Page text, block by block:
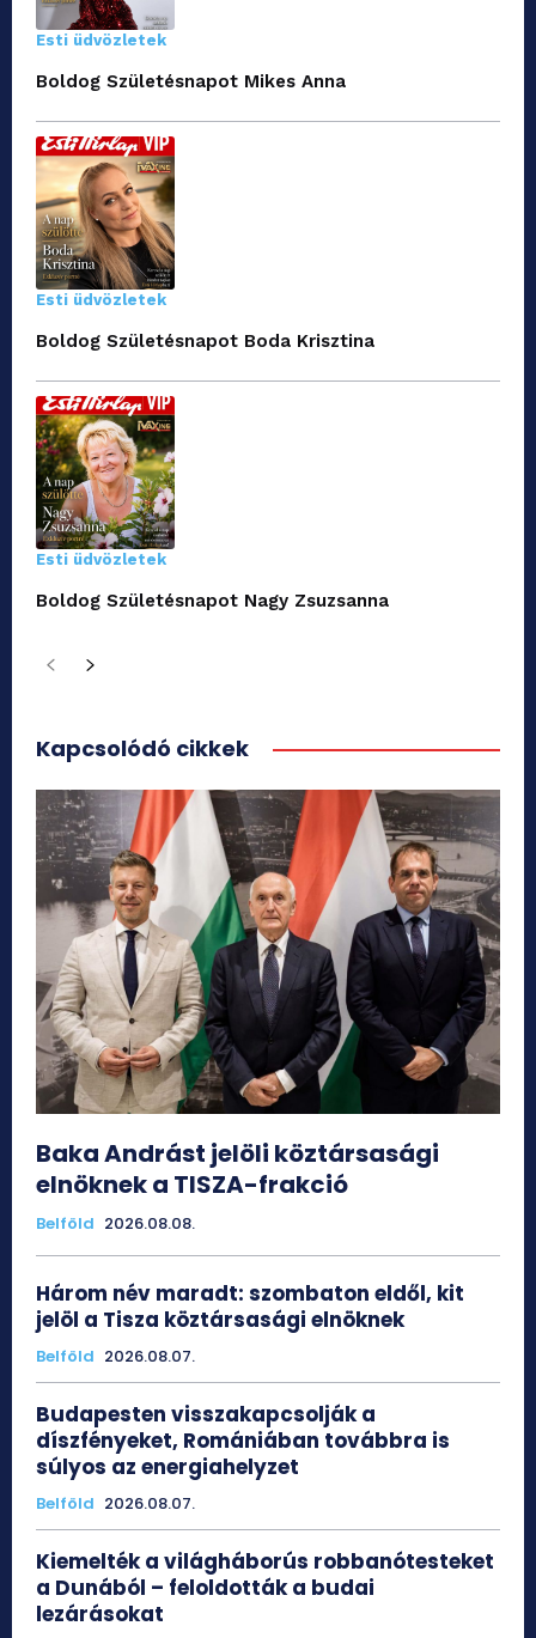
Esti üdvözletek
Boldog Születésnapot Mikes Anna
Esti üdvözletek
Boldog Születésnapot Boda Krisztina
Esti üdvözletek
Boldog Születésnapot Nagy Zsuzsanna
Kapcsolódó cikkek
Baka Andrást jelöli köztársasági
elnöknek a TISZA-frakció
Belföld 2026.08.08.
Három név maradt: szombaton eldől, kit
jelöl a Tisza köztársasági elnöknek
Belföld 2026.08.07.
Budapesten visszakapcsolják a
díszfényeket, Romániában továbbra is
súlyos az energiahelyzet
Belföld 2026.08.07.
Kiemelték a világháborús robbanótesteket
a Dunából – feloldották a budai
lezárásokat